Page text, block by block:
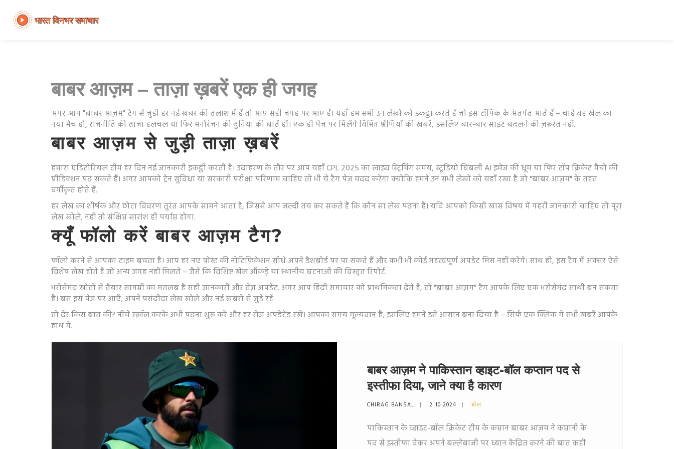
बाबर आज़म – ताज़ा ख़बरें एक ही जगह
अगर आप "बाबर आज़म" टैग से जुड़ी हर नई खबर की तलाश में हैं तो आप सही जगह पर आए हैं। यहाँ हम सभी उन लेखों को इकट्ठा करते हैं जो इस टॉपिक के अंतर्गत आते हैं – चाहे वह खेल का
नया मैच हो, राजनीति की ताजा हलचल या फिर मनोरंजन की दुनिया की बातें हों। एक ही पेज पर मिलेंगे विभिन्न श्रेणियों की खबरें, इसलिए बार‑बार साइट बदलने की ज़रूरत नहीं.
बाबर आज़म से जुड़ी ताज़ा ख़बरें
हमारा एडिटोरियल टीम हर दिन नई जानकारी इकट्ठी करती है। उदाहरण के तौर पर आप यहाँ CPL 2025 का लाइव स्ट्रिमिंग समय, स्टूडियो घिबली AI इमेज की धूम या फिर टॉप क्रिकेट मैचों की
प्रीडिक्शन पढ़ सकते हैं। अगर आपको ट्रेन सुविधा या सरकारी परीक्षा परिणाम चाहिए तो भी ये टैग पेज मदद करेगा क्योंकि हमने उन सभी लेखों को यहाँ रखा है जो "बाबर आज़म" के तहत
वर्गीकृत होते हैं.
हर लेख का शीर्षक और छोटा विवरण तुरंत आपके सामने आता है, जिससे आप जल्दी तय कर सकते हैं कि कौन सा लेख पढ़ना है। यदि आपको किसी खास विषय में गहरी जानकारी चाहिए तो पूरा
लेख खोलें, नहीं तो संक्षिप्त सारांश ही पर्याप्त होगा.
क्यूँ फॉलो करें बाबर आज़म टैग?
फॉलो करने से आपका टाइम बचता है। आप हर नए पोस्ट की नोटिफिकेशन सीधे अपने डैशबोर्ड पर पा सकते हैं और कभी भी कोई महत्वपूर्ण अपडेट मिस नहीं करेंगे। साथ ही, इस टैग में अक्सर ऐसे
विशेष लेख होते हैं जो अन्य जगह नहीं मिलते – जैसे कि विशिष्ट खेल आँकड़े या स्थानीय घटनाओं की विस्तृत रिपोर्ट.
भरोसेमंद स्रोतों से तैयार सामग्री का मतलब है सही जानकारी और तेज़ अपडेट. अगर आप हिंदी समाचार को प्राथमिकता देते हैं, तो "बाबर आज़म" टैग आपके लिए एक भरोसेमंद साथी बन सकता
है। बस इस पेज पर आएँ, अपने पसंदीदा लेख खोलें और नई खबरों से जुड़े रहें.
तो देर किस बात की? नीचे स्क्रॉल करके अभी पढ़ना शुरू करें और हर रोज़ अपडेटेड रखें। आपका समय मूल्यवान है, इसलिए हमने इसे आसान बना दिया है – सिर्फ एक क्लिक में सभी ख़बरें आपके
हाथ में.
बाबर आज़म ने पाकिस्तान व्हाइट-बॉल कप्तान पद से
इस्तीफा दिया, जाने क्या है कारण
CHIRAG BANSAL 2 10 2024 खेल
पाकिस्तान के व्हाइट-बॉल क्रिकेट टीम के कप्तान बाबर आज़म ने कप्तानी के
पद से इस्तीफा देकर अपने बल्लेबाजी पर ध्यान केंद्रित करने की बात कही